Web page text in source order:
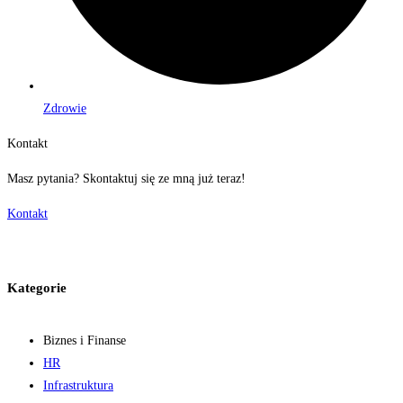
Zdrowie
Kontakt
Masz pytania? Skontaktuj się ze mną już teraz!
Kontakt
Kategorie
Biznes i Finanse
HR
Infrastruktura